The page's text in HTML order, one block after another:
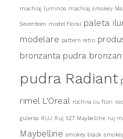
machiaj luminos machiaj smokey
Seventeen model floral paleta
modelare pattern retro
bronzanta pudra
pudra Radiant
rimel L'Oreal rochira cu flori
guleras RUJ Ruj 527 Maybelline ruj
Maybelline smokey black